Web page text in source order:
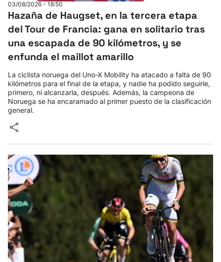
03/08/2026 - 18:50
Hazaña de Haugset, en la tercera etapa
del Tour de Francia: gana en solitario tras
una escapada de 90 kilómetros, y se
enfunda el maillot amarillo
La ciclista noruega del Uno-X Mobility ha atacado a falta de 90
kilómetros para el final de la etapa, y nadie ha podido seguirle,
primero, ni alcanzarla, después. Además, la campeona de
Noruega se ha encaramado al primer puesto de la clasificación
general.